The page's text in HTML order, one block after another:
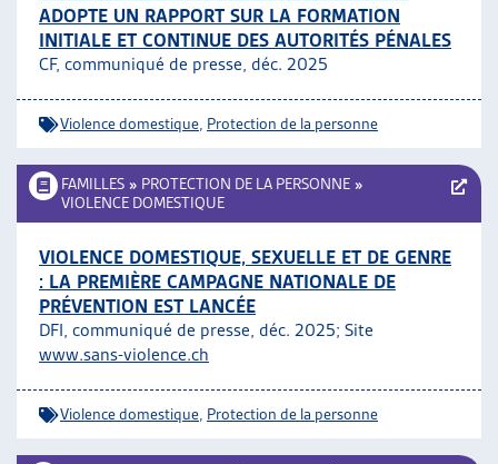
ADOPTE UN RAPPORT SUR LA FORMATION
INITIALE ET CONTINUE DES AUTORITÉS PÉNALES
CF, communiqué de presse, déc. 2025
Violence domestique Protection de la personne
FAMILLES » PROTECTION DE LA PERSONNE »
VIOLENCE DOMESTIQUE
VIOLENCE DOMESTIQUE, SEXUELLE ET DE GENRE
: LA PREMIÈRE CAMPAGNE NATIONALE DE
PRÉVENTION EST LANCÉE
DFI, communiqué de presse, déc. 2025; Site
www.sans-violence.ch
Violence domestique Protection de la personne